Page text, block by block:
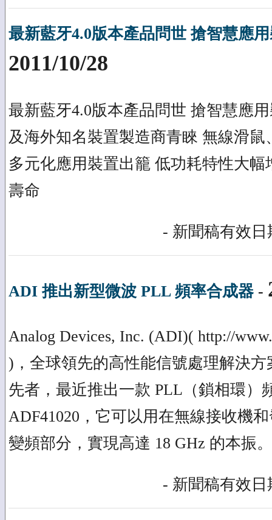
最新藍牙4.0版本產品問世 搶智慧應
2011/10/28
最新藍牙4.0版本產品問世 搶智慧應
及海外知名裝置製造商青睞 無線滑鼠
多元化應用裝置出籠 低功耗特性大
壽命
- 新聞稿有效日
ADI 推出新型微波 PLL 頻率合成器 -
Analog Devices, Inc. (ADI)( http://
)，全球領先的高性能信號處理解決方
先者，最近推出一款 PLL（鎖相環）
ADF41020，它可以用在無線接收機
變頻部分，實現高達 18 GHz 的本振。
- 新聞稿有效日